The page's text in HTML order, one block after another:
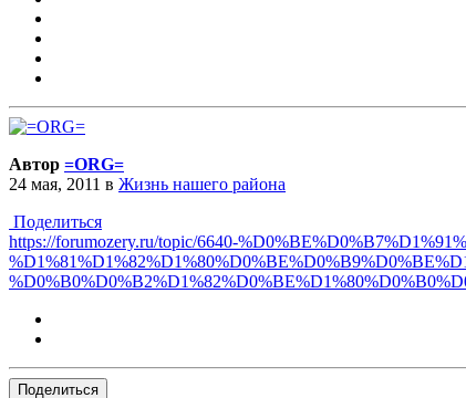
Автор =ORG=
24 мая, 2011 в Жизнь нашего района
Поделиться
https://forumozery.ru/topic/6640-
Поделиться